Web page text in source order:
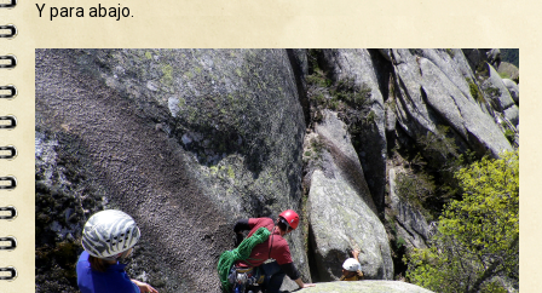
Y para abajo.